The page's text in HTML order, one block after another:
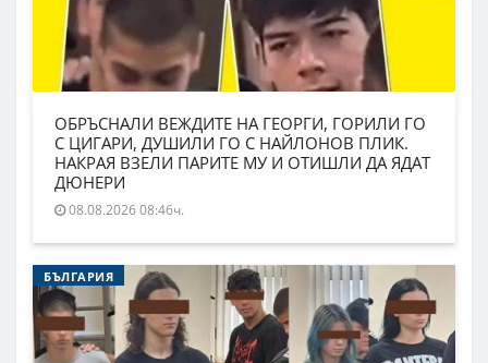
ОБРЪСНАЛИ ВЕЖДИТЕ НА ГЕОРГИ, ГОРИЛИ ГО
С ЦИГАРИ, ДУШИЛИ ГО С НАЙЛОНОВ ПЛИК.
НАКРАЯ ВЗЕЛИ ПАРИТЕ МУ И ОТИШЛИ ДА ЯДАТ
ДЮНЕРИ
08.08.2026 08:46ч.
БЪЛГАРИЯ